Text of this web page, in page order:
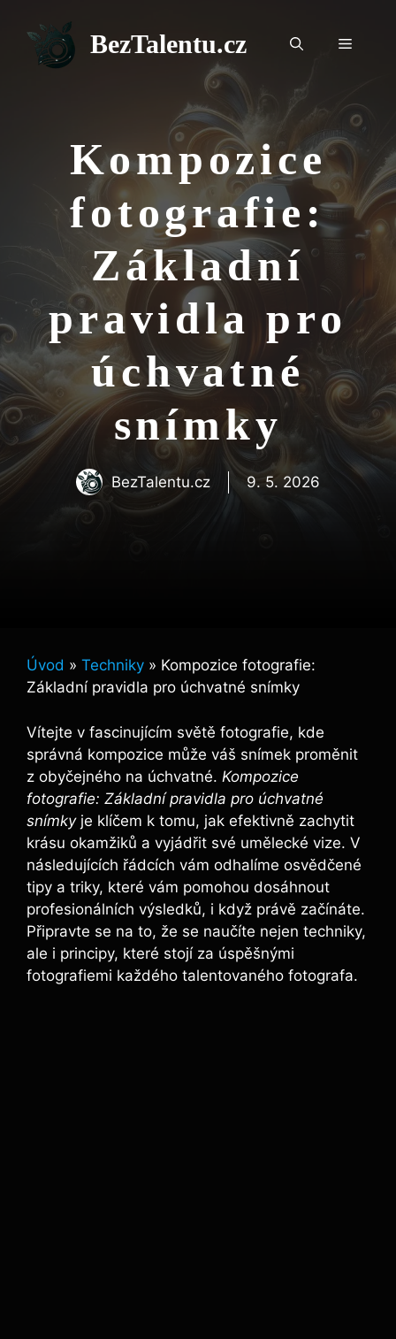
obsah
BezTalentu.cz Menu
Kompozice
fotografie:
Základní
pravidla pro
úchvatné
snímky
BezTalentu.cz 9. 5. 2026
Úvod » Techniky » Kompozice fotografie:
Základní pravidla pro úchvatné snímky
Vítejte v fascinujícím světě fotografie, kde
správná kompozice může váš snímek proměnit
z obyčejného na úchvatné. Kompozice
fotografie: Základní pravidla pro úchvatné
snímkyje klíčem k tomu, jak efektivně zachytit
krásu okamžiků a vyjádřit své umělecké vize. V
následujících řádcích vám odhalíme osvědčené
tipy a triky, které vám pomohou dosáhnout
profesionálních výsledků, i když právě začínáte.
Připravte se na to, že se naučíte nejen techniky,
ale i principy, které stojí za úspěšnými
fotografiemi každého talentovaného fotografa.